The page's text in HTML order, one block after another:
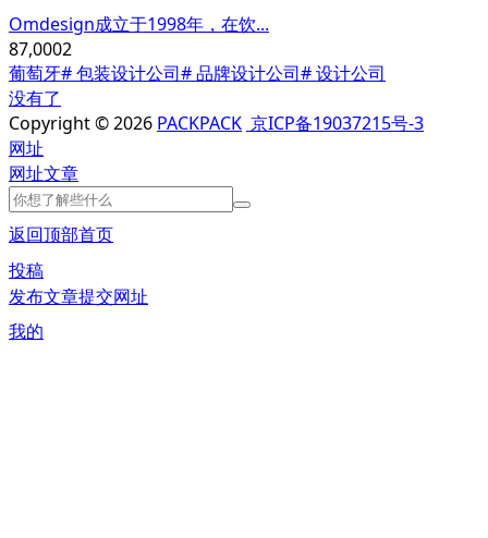
Omdesign成立于1998年，在饮...
87,0002
葡萄牙# 包装设计公司# 品牌设计公司# 设计公司
没有了
Copyright © 2026 PACKPACK 京ICP备19037215号-3
网址
网址文章
返回顶部首页
投稿
发布文章提交网址
我的